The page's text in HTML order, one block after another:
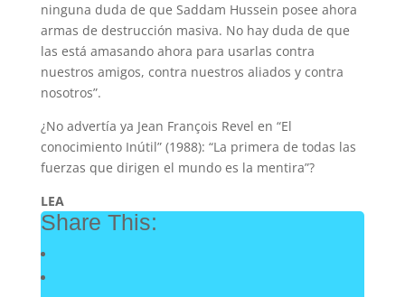
ninguna duda de que Saddam Hussein posee ahora
armas de destrucción masiva. No hay duda de que
las está amasando ahora para usarlas contra
nuestros amigos, contra nuestros aliados y contra
nosotros”.
¿No advertía ya Jean François Revel en “El
conocimiento Inútil” (1988): “La primera de todas las
fuerzas que dirigen el mundo es la mentira”?
LEA
Share This: